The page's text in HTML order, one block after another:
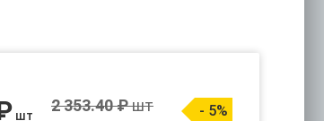
шт
2 353.40 ₽шт - 5%